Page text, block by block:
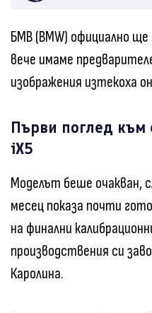
БМВ (BMW) официално
вече имаме
изображения изтекоха
Първи поглед към
iX5
Моделът беше очакван,
месец показа почти
на финални
производствения си
Каролина.